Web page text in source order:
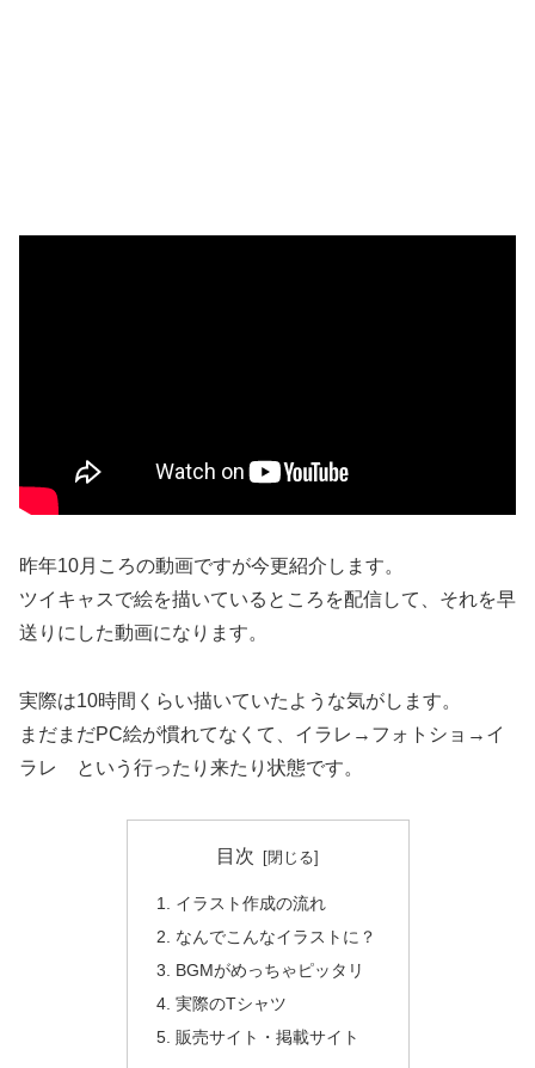
昨年10月ころの動画ですが今更紹介します。
ツイキャスで絵を描いているところを配信して、それを早
送りにした動画になります。
実際は10時間くらい描いていたような気がします。
まだまだPC絵が慣れてなくて、イラレ→フォトショ→イ
ラレ という行ったり来たり状態です。
目次
イラスト作成の流れ
なんでこんなイラストに？
BGMがめっちゃピッタリ
実際のTシャツ
販売サイト・掲載サイト